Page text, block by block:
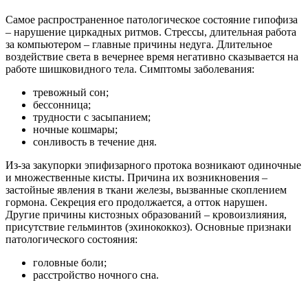
Самое распространенное патологическое состояние гипофиза
– нарушение циркадных ритмов. Стрессы, длительная работа
за компьютером – главные причины недуга. Длительное
воздействие света в вечернее время негативно сказывается на
работе шишковидного тела. Симптомы заболевания:
тревожный сон;
бессонница;
трудности с засыпанием;
ночные кошмары;
сонливость в течение дня.
Из-за закупорки эпифизарного протока возникают одиночные
и множественные кисты. Причина их возникновения –
застойные явления в ткани железы, вызванные скоплением
гормона. Секреция его продолжается, а отток нарушен.
Другие причины кистозных образований – кровоизлияния,
присутствие гельминтов (эхинококкоз). Основные признаки
патологического состояния:
головные боли;
расстройство ночного сна.